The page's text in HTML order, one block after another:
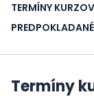
TERMÍNY KURZOV
Termíny